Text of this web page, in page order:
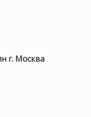
г. Москва